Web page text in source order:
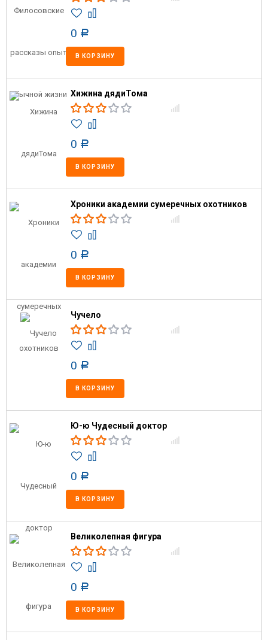
0 Р
В КОРЗИНУ
Хижина дядиТома
0 Р
В КОРЗИНУ
Хроники академии сумеречных охотников
0 Р
В КОРЗИНУ
Чучело
0 Р
В КОРЗИНУ
Ю-ю Чудесный доктор
0 Р
В КОРЗИНУ
Великолепная фигура
0 Р
В КОРЗИНУ